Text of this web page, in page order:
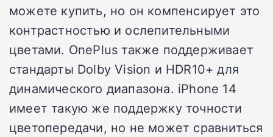
можете купить, но он компенсирует это
контрастностью и ослепительными
цветами. OnePlus также поддерживает
стандарты Dolby Vision и HDR10+ для
динамического диапазона. iPhone 14
имеет такую же поддержку точности
цветопередачи, но не может сравниться